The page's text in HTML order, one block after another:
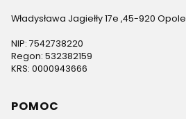
Władysława Jagiełły 17e ,45-920 Opole
NIP: 7542738220
Regon: 532382159
KRS: 0000943666
Linki w stopce
POMOC